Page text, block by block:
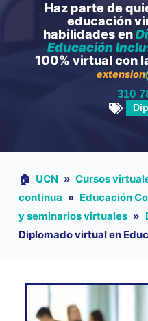
Haz parte de
educación
habilidades en
Educación
100% virtual con
310
🏠︎ UCN » Cursos
continua » Educación
y seminarios virtuales »
Diplomado virtual en